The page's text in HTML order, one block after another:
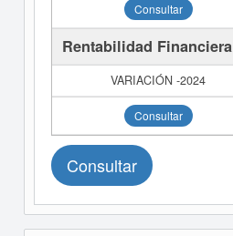
Consultar
Rentabilidad Financiera
Consultar
Consultar